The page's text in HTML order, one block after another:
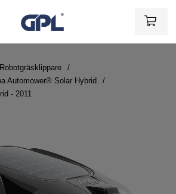
Automower® Solar Hybrid
- 2011